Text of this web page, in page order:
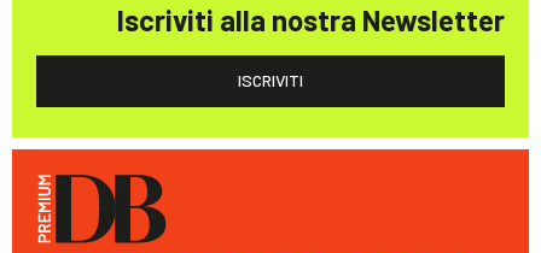
Iscriviti alla nostra Newsletter
ISCRIVITI